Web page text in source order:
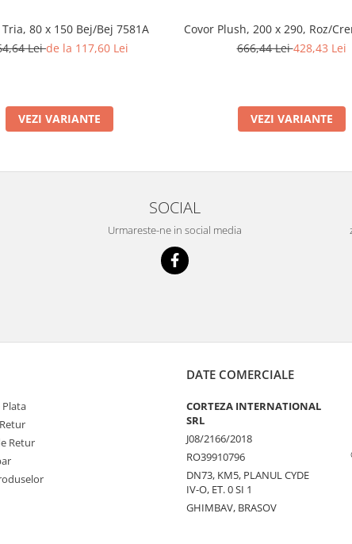
Tria, 80 x 150 Bej/Bej 7581A
Leide la 117,60 Lei
VEZI VARIANTE
Covor Plush, 200 x 290, Roz/
666,44 Lei428,43 Lei
VEZI VARIANTE
SOCIAL
Urmareste-ne in social media
Retur
DATE COMERCIALE
CORTEZA INTERNATIONAL
SRL
J08/2166/2018
RO39910796
DN73, KM5, PLANUL CYDE
IV-O, ET. 0 SI 1
GHIMBAV, BRASOV